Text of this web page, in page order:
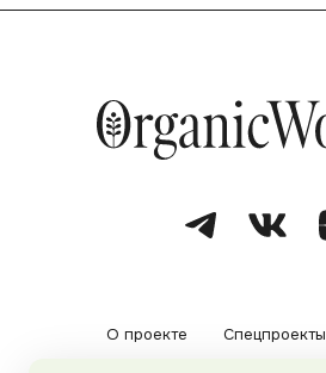
О проекте Спецпроекты